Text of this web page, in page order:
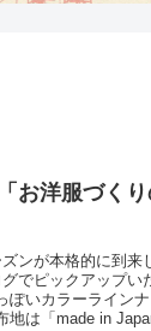
お洋服づく
ンが本格的に到
でピックアップい
いカラーライン
は「made in